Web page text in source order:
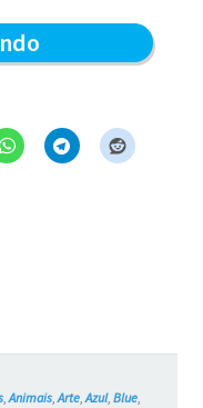
Censo
do
Blue
e
,Animais,Arte,Azul, Blue,